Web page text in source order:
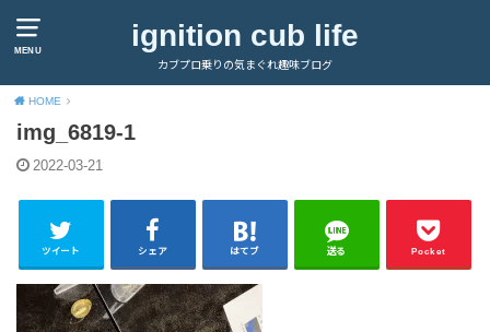
MENU ignition cub life
カブプロ乗りの気まぐれ趣味ブログ
HOME
img_6819-1
2022-03-21
ツイート シェア はてブ 送る Pocket